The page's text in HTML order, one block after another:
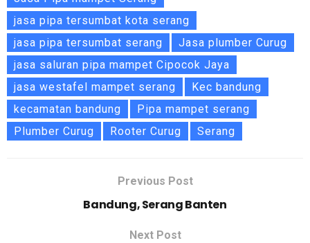
jasa pipa tersumbat kota serang
jasa pipa tersumbat serang
Jasa plumber Curug
jasa saluran pipa mampet Cipocok Jaya
jasa westafel mampet serang
Kec bandung
kecamatan bandung
Pipa mampet serang
Plumber Curug
Rooter Curug Serang
Previous Post
Bandung, Serang Banten
Next Post